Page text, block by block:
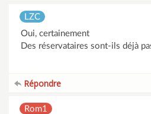
LZC
Oui, certainement
Des réservataires sont-ils déjà
Répondre
Rom1